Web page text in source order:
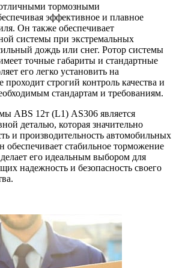
тормозными
эффективное и плавное
Он также обеспечивает
системы при экстремальных
дождь или снег. Ротор системы
точные габариты и стандартные
его легко установить на
строгий контроль качества и
стандартам и требованиям.
ABS 12т (L1) AS306 является
деталью, которая значительно
и производительность автомобильных
обеспечивает стабильное торможение
его идеальным выбором для
надежность и безопасность своего